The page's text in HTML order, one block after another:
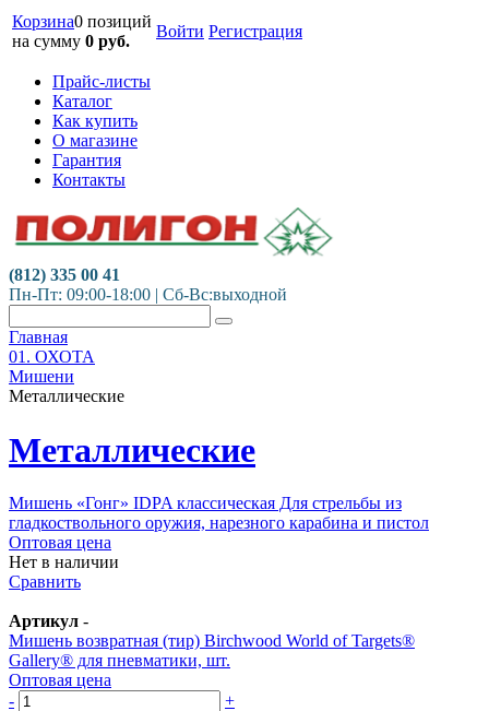
Корзина0 позиций
на сумму 0 руб.
Войти Регистрация
Прайс-листы
Каталог
Как купить
О магазине
Гарантия
Контакты
(812) 335 00 41
Пн-Пт: 09:00-18:00 | Сб-Вс:выходной
Главная
01. ОХОТА
Мишени
Металлические
Металлические
Мишень «Гонг» IDPA классическая Для стрельбы из
гладкоствольного оружия, нарезного карабина и пистол
Оптовая цена
Нет в наличии
Сравнить
Артикул -
Мишень возвратная (тир) Birchwood World of Targets®
Gallery® для пневматики, шт.
Оптовая цена
-
+